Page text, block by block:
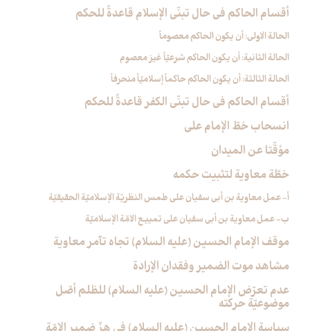
أقسام الحاكم في حال تبنّي الإسلام قاعدةً للحكم
الحالة الاولى: أن يكون الحاكم معصوماً
الحالة الثانية: أن يكون الحاكم شرعيّاً غيرَ معصوم
الحالة الثالثة: أن يكون الحاكم حاكماً إسلاميّاً منحرفاً
أقسام الحاكم في حال تبنّي الكفر قاعدةً للحكم
انسحاب خطّ الإمام علي‏
مؤقّتا عن الميدان
خطّة معاوية لتثبيت حكمه
أ- عمل معاوية بن أبي سفيان على طمس النظريّة الإسلاميّة الحقيقيّة
ب- عمل معاوية بن أبي سفيان على تمييع الامّة الإسلاميّة
موقف الإمام الحسين (عليه السلام) تجاه تآمر معاوية
مشاهد موت الضمير وفقدان الإرادة
عدم تعرّض الإمام الحسين (عليه السلام) للظلم أصّل
موضوعيّة حركته